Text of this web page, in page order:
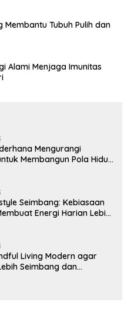
Tubuh Pulih dan
Alami Menjaga Imunitas
Mengurangi
Membangun Pola Hidup
Seimbang: Kebiasaan
Energi Harian Lebih
Living Modern agar
Seimbang dan